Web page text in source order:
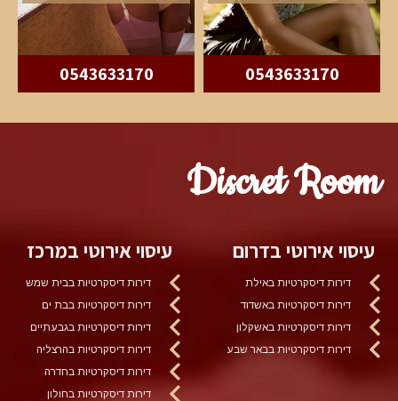
0543633170
0543633170
Discret Room
עיסוי אירוטי בדרום
דירות דיסקרטיות באילת
דירות דיסקרטיות באשדוד
דירות דיסקרטיות באשקלון
דירות דיסקרטיות בבאר שבע
עיסוי אירוטי במרכז
דירות דיסקרטיות בבית שמש
דירות דיסקרטיות בבת ים
דירות דיסקרטיות בגבעתיים
דירות דיסקרטיות בהרצליה
דירות דיסקרטיות בחדרה
דירות דיסקרטיות בחולון